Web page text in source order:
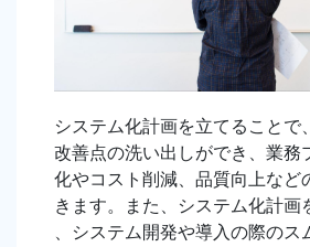
システム化計画を立てることで
改善点の洗い出しができ、業務
化やコスト削減、品質向上など
きます。また、システム化計画
、システム開発や導入の際のス